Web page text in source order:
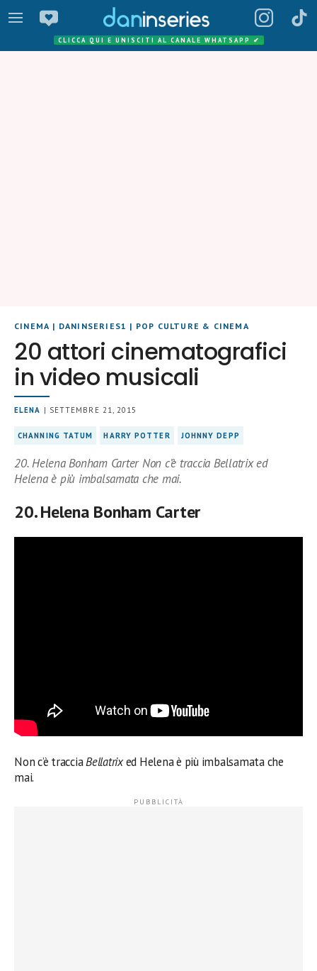
CLICCA QUI E UNISCITI AL CANALE WHATSAPP ✔
CINEMA | DANINSERIES1 | POP CULTURE & CINEMA
20 attori cinematografici
in video musicali
ELENA | SETTEMBRE 21, 2015
CHANNING TATUM HARRY POTTER JOHNNY DEPP
20. Helena Bonham Carter Non c’è traccia Bellatrix ed
Helena è più imbalsamata che mai.
20. Helena Bonham Carter
Non c’è tracciaBellatrixed Helena è più imbalsamata che
mai.